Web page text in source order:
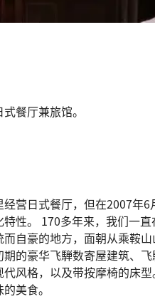
餐厅兼旅馆。
营日式餐厅，但在2007年
性。 170多年来，我们一
自豪的地方，面朝从乘鞍
的豪华飞騨数寄屋建筑、
风格，以及带按摩椅的床
美食。